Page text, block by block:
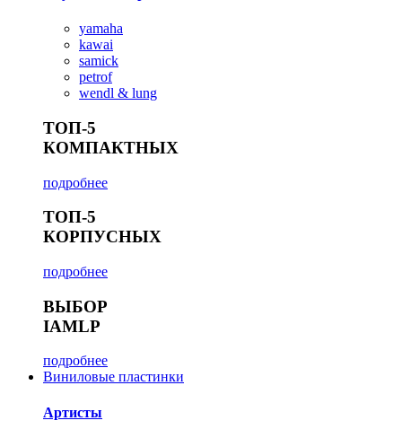
yamaha
kawai
samick
petrof
wendl & lung
ТОП-5
КОМПАКТНЫХ
подробнее
ТОП-5
КОРПУСНЫХ
подробнее
ВЫБОР
IAMLP
подробнее
Виниловые пластинки
Артисты